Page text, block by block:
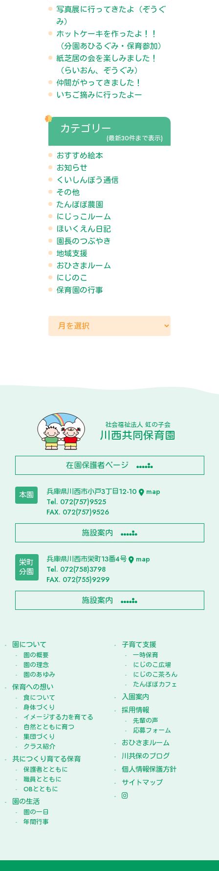
写真展に行ってきたよ（ぞうぐ
み）
ホットケーキを作ったよ！！
（分園あひるぐみ・保育参加）
紙芝居の会を楽しみました！
（らいおん、ぞうぐみ）
仲間がやってきました！
いちご摘みに行ったよー
カテゴリー
(最新30件まで表示)
おすすめ絵本
お知らせ
くいしんぼう通信
その他
たんぽぽ農園
にじっこルーム
ほいくえん日記
園長のつぶやき
地域支援
おひさまルーム
にじのこ
保育園の行事
社会福祉法人 虹の子会
川西共同保育園
在園保護者ページ
本園 兵庫県川西市小戸3丁目12-10
map
Tel. 072(757)9525
FAX. 072(757)9526
施設案内
栄町
分園
兵庫県川西市栄町13番4号
map
Tel. 072(758)3798
FAX. 072(755)9299
施設案内
園について
園の概要
園の理念
園のあゆみ
保育への想い
食について
身体づくり
イメージする力を育てる
自然とともに育つ
集団づくり
クラス紹介
共につくり育てる保育
保護者とともに
職員とともに
OBとともに
園の生活
園の一日
年間行事
子育て支援
一時保育
にじのこ広場
にじのこ茶ろん
たんぽぽカフェ
入園案内
採用情報
先輩の声
応募フォーム
おひさまルーム
川共保のブログ
個人情報保護方針
サイトマップ